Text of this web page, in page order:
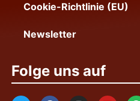
Cookie-Richtlinie (EU)
Newsletter
Folge uns auf